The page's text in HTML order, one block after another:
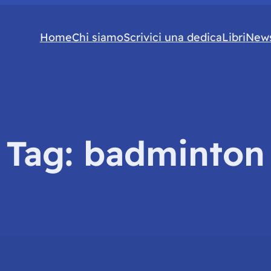
HomeChi siamoScrivici una dedicaLibri
Tag: badminton